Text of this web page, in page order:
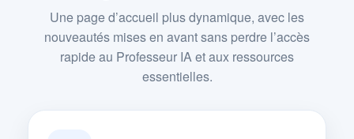
Une page d’accueil plus dynamique, avec les
nouveautés mises en avant sans perdre l’accès
rapide au Professeur IA et aux ressources
essentielles.